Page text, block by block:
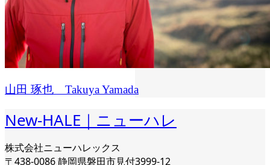
山田 琢也 Takuya Yamada
New-HALE｜ニューハレ
株式会社ニューハレックス
〒438-0086 静岡県磐田市見付3999-12